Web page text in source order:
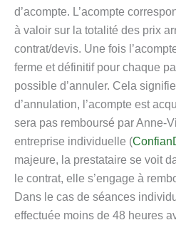
d’acompte. L’acompte
à valoir sur la totalité des prix
contrat/devis. Une fois
ferme et définitif pour chaque
possible d’annuler. Cela
d’annulation, l’acompte est
sera pas remboursé par Anne-
entreprise individuelle (
majeure, la prestataire se voit
le contrat, elle s’engage à
Dans le cas de séances
effectuée moins de 48 heures